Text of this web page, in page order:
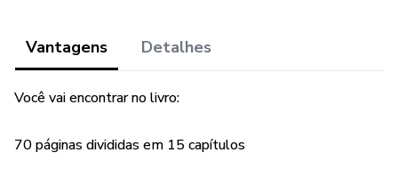
outros?
• O que me impede de acreditar nas minhas
Vantagens Detalhes
Você vai encontrar no livro:
70 páginas divididas em 15 capítulos